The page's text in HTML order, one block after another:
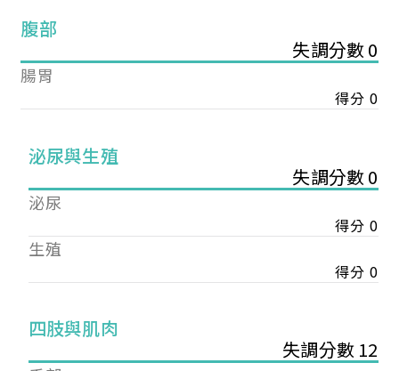
腹部
失調分數 0
腸胃
得分 0
泌尿與生殖
失調分數 0
泌尿
得分 0
生殖
得分 0
四肢與肌肉
失調分數 12
您已成功送出會員申請
您好，您的會員申請，已成功送出，經本協會理事